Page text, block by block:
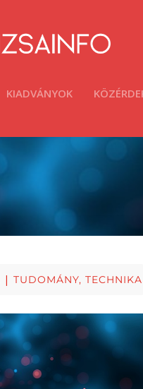
KIADVÁNYOK
| TUDOMÁNY, TECHNIKA